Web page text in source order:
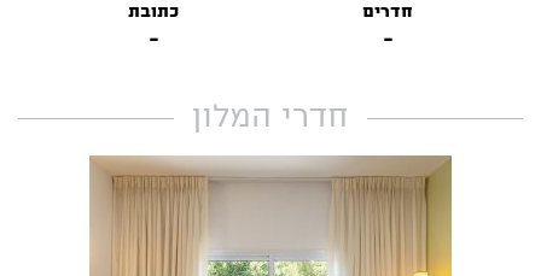
חדרים כתובת
חדרי המלון